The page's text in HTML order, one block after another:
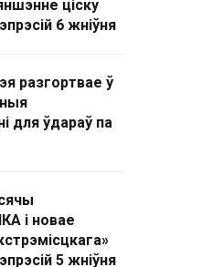
ціску
6 жніўня
разгортвае ў
для ўдараў па
і новае
5 жніўня